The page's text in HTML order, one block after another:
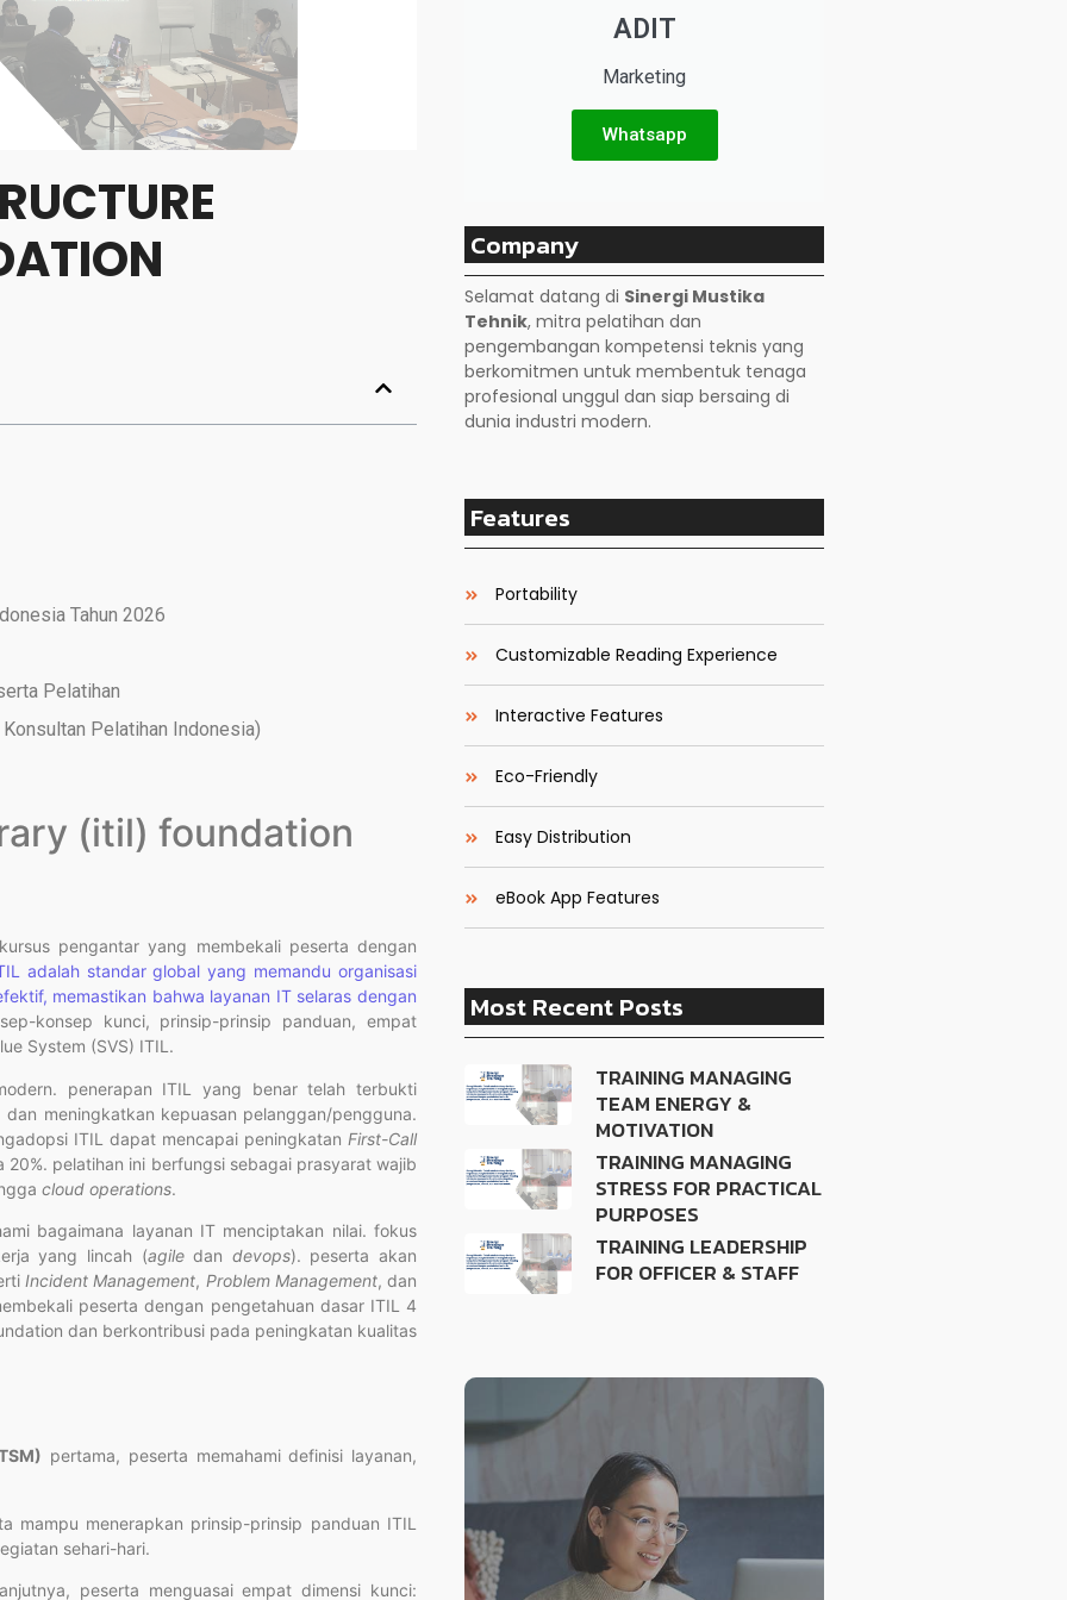
Tahun 2026
Pelatihan
Pelatihan Indonesia)
(itil) foundation
pengantar yang membekali peserta dengan
adalah standar global yang memandu organisasi
memastikan bahwa layanan IT selaras dengan
konsep kunci, prinsip-prinsip panduan, empat
System (SVS) ITIL.
penerapan ITIL yang benar telah terbukti
dan meningkatkan kepuasan pelanggan/pengguna.
ITIL dapat mencapai peningkatan First-Call
pelatihan ini berfungsi sebagai prasyarat wajib
cloud operations.
bagaimana layanan IT menciptakan nilai. fokus
yang lincah (agiledan devops). peserta akan
Incident Management, Problem Management, dan
peserta dengan pengetahuan dasar ITIL 4
dan berkontribusi pada peningkatan kualitas
pertama, peserta memahami definisi layanan,
mampu menerapkan prinsip-prinsip panduan ITIL
sehari-hari.
peserta menguasai empat dimensi kunci:
ADIT
Marketing
Whatsapp
Company
Selamat datang di Sinergi Mustika
Tehnik, mitra pelatihan dan
pengembangan kompetensi teknis yang
berkomitmen untuk membentuk tenaga
profesional unggul dan siap bersaing di
dunia industri modern.
Features
Portability
Customizable Reading Experience
Interactive Features
Eco-Friendly
Easy Distribution
eBook App Features
Most Recent Posts
TRAINING MANAGING
TEAM ENERGY &
MOTIVATION
TRAINING MANAGING
STRESS FOR PRACTICAL
PURPOSES
TRAINING LEADERSHIP
FOR OFFICER & STAFF